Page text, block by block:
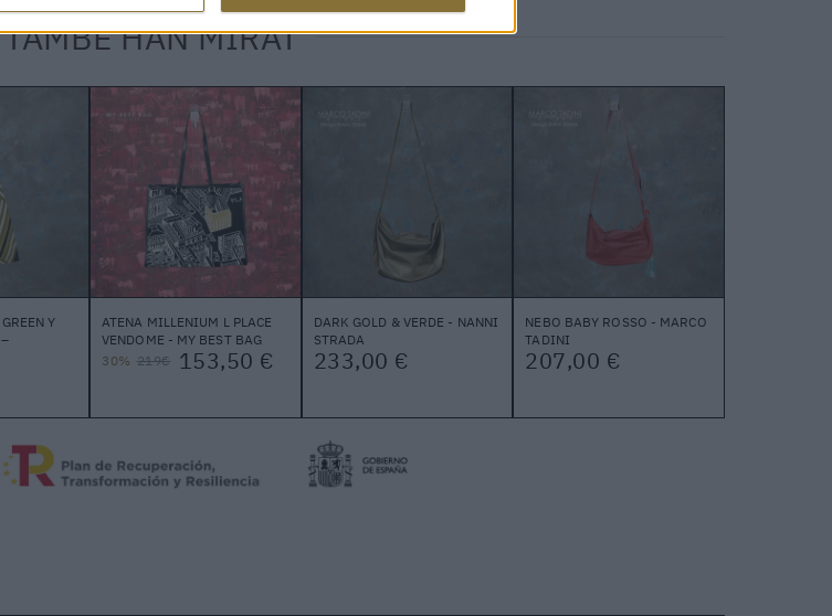
HAN MIRAT
Y
ATENA MILLENIUM L PLACE
VENDOME - MY BEST BAG
30% 219€ 153,50 €
DARK GOLD & VERDE - NANNI
STRADA
233,00 €
NEBO BABY ROSSO - MARCO
TADINI
207,00 €